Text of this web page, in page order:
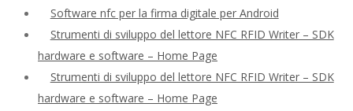
Software nfc per la firma digitale per Android
Strumenti di sviluppo del lettore NFC RFID Writer – SDK
hardware e software – Home Page
Strumenti di sviluppo del lettore NFC RFID Writer – SDK
hardware e software – Home Page